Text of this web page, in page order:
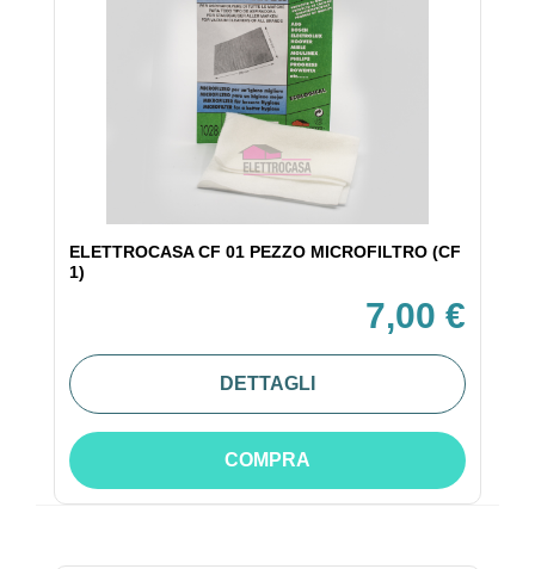
ELETTROCASA CF 01 PEZZO MICROFILTRO (CF
1)
7,00 €
DETTAGLI
COMPRA